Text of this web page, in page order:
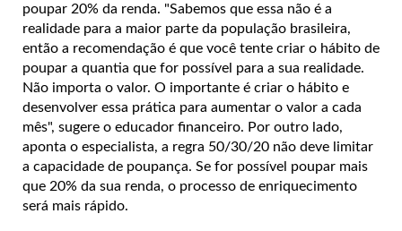
poupar 20% da renda. "Sabemos que essa não é a
realidade para a maior parte da população brasileira,
então a recomendação é que você tente criar o hábito de
poupar a quantia que for possível para a sua realidade.
Não importa o valor. O importante é criar o hábito e
desenvolver essa prática para aumentar o valor a cada
mês", sugere o educador financeiro. Por outro lado,
aponta o especialista, a regra 50/30/20 não deve limitar
a capacidade de poupança. Se for possível poupar mais
que 20% da sua renda, o processo de enriquecimento
será mais rápido.